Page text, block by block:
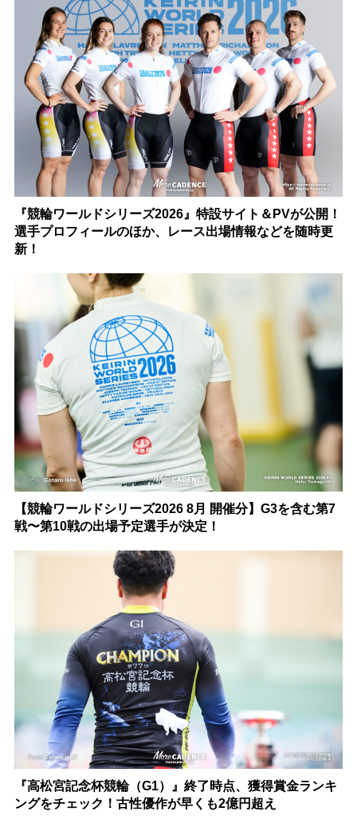
『競輪ワールドシリーズ2026』特設サイト＆PVが公開！
選手プロフィールのほか、レース出場情報などを随時更
新！
【競輪ワールドシリーズ2026 8月 開催分】G3を含む第7
戦〜第10戦の出場予定選手が決定！
『高松宮記念杯競輪（G1）』終了時点、獲得賞金ランキ
ングをチェック！古性優作が早くも2億円超え